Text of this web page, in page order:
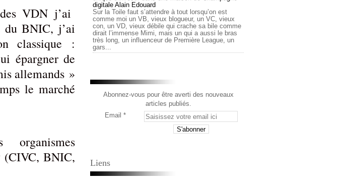
VDN j’ai
BNIC, j’ai
classique :
épargner de
allemands »
le marché
(CIVC, BNIC,
digitale Alain Edouard
Sur la Toile faut s’attendre à tout lorsqu’on est
comme moi un VB, vieux blogueur, un VC, vieux
con, un VD, vieux débile qui crache sa bile comme
dirait l’immense Mimi, mais un qui a aussi le bras
très long, un influenceur de Première League, un
gars...
Abonnez-vous pour être averti des nouveaux
articles publiés.
Email
Liens